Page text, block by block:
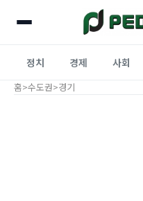
정치 경제 사회
홈>수도권>경기